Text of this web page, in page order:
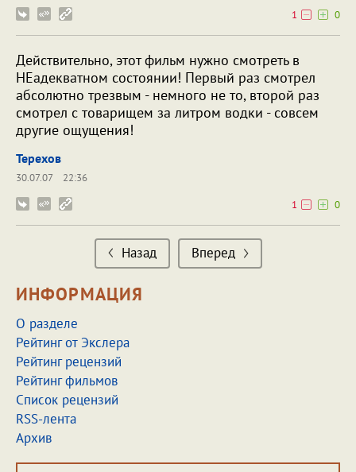
1
0
Действительно, этот фильм нужно смотреть в
НЕадекватном состоянии! Первый раз смотрел
абсолютно трезвым - немного не то, второй раз
смотрел с товарищем за литром водки - совсем
другие ощущения!
Терехов
30.07.07
22:36
1
0
Назад Вперед
ИНФОРМАЦИЯ
О разделе
Рейтинг от Экслера
Рейтинг рецензий
Рейтинг фильмов
Список рецензий
RSS-лента
Архив